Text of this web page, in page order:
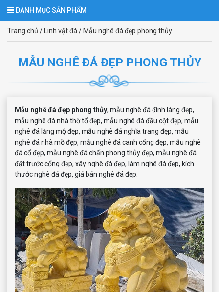
DANH MỤC SẢN PHẨM
Trang chủ / Linh vật đá / Mẫu nghê đá đẹp phong thủy
MẪU NGHÊ ĐÁ ĐẸP PHONG THỦY
Mẫu nghê đá đẹp phong thủy, mẫu nghê đá đình làng đẹp,
mẫu nghê đá nhà thờ tổ đẹp, mẫu nghê đá đầu cột đẹp, mẫu
nghê đá lăng mộ đẹp, mẫu nghê đá nghĩa trang đẹp, mẫu
nghê đá nhà mồ đẹp, mẫu nghê đá canh cổng đẹp, mẫu nghê
đá cổ đẹp, mẫu nghê đá chấn phong thủy đẹp, mẫu nghê đá
đặt trước cổng đẹp, xây nghê đá đẹp, làm nghê đá đẹp, kích
thước nghê đá đẹp, giá bán nghê đá đẹp.